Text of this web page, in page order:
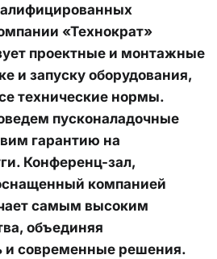
«Технократ»
проектные и монтажные
и запуску оборудования,
технические нормы.
пусконаладочные
гарантию на
Конференц-зал,
компанией
самым высоким
объединяя
и современные решения.